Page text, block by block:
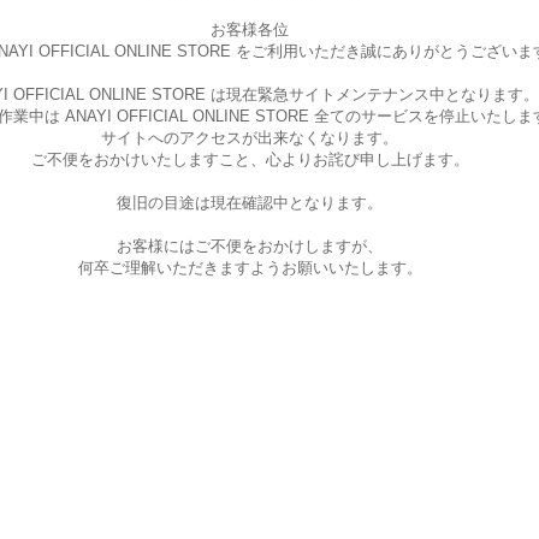
お客様各位
OFFICIAL ONLINE STORE をご利用いただき誠にありがとうございま
OFFICIAL ONLINE STORE は現在緊急サイトメンテナンス中となります。
業中は ANAYI OFFICIAL ONLINE STORE 全てのサービスを停止いたしま
サイトへのアクセスが出来なくなります。
ご不便をおかけいたしますこと、 心よりお詫び申し上げます。
復旧の目途は現在確認中となります。
お客様にはご不便をおかけしますが、
何卒ご理解いただきますようお願いいたします。